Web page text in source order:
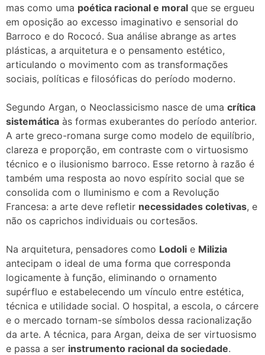
mas como uma poética racional e moral que se ergueu
em oposição ao excesso imaginativo e sensorial do
Barroco e do Rococó. Sua análise abrange as artes
plásticas, a arquitetura e o pensamento estético,
articulando o movimento com as transformações
sociais, políticas e filosóficas do período moderno.
Segundo Argan, o Neoclassicismo nasce de uma crítica
sistemática às formas exuberantes do período anterior.
A arte greco-romana surge como modelo de equilíbrio,
clareza e proporção, em contraste com o virtuosismo
técnico e o ilusionismo barroco. Esse retorno à razão é
também uma resposta ao novo espírito social que se
consolida com o Iluminismo e com a Revolução
Francesa: a arte deve refletir necessidades coletivas, e
não os caprichos individuais ou cortesãos.
Na arquitetura, pensadores como Lodoli e Milizia
antecipam o ideal de uma forma que corresponda
logicamente à função, eliminando o ornamento
supérfluo e estabelecendo um vínculo entre estética,
técnica e utilidade social. O hospital, a escola, o cárcere
e o mercado tornam-se símbolos dessa racionalização
da arte. A técnica, para Argan, deixa de ser virtuosismo
e passa a ser instrumento racional da sociedade.